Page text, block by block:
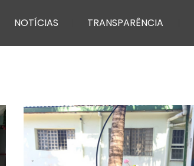
NOTÍCIAS TRANSPARÊNCIA